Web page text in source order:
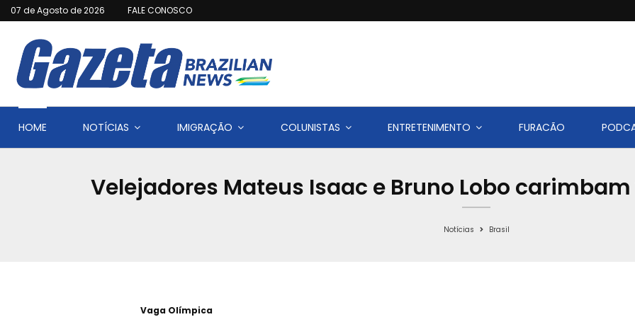
07 de Agosto de 2026 FALE CONOSCO
HOME NOTÍCIAS IMIGRAÇÃO COLUNISTAS ENTRETENIMENTO FURACÃO
Velejadores Mateus Isaac e Bruno Lobo
Notícias Brasil
Vaga Olímpica